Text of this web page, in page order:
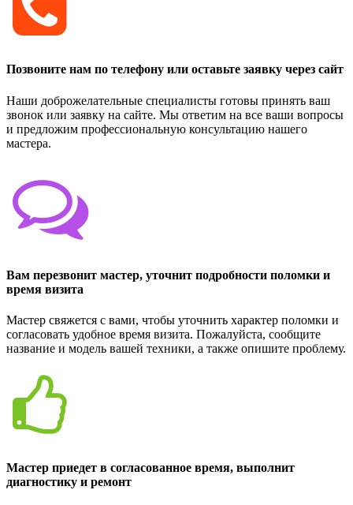
Позвоните нам по телефону или оставьте заявку через сайт
Наши доброжелательные специалисты готовы принять ваш
звонок или заявку на сайте. Мы ответим на все ваши вопросы
и предложим профессиональную консультацию нашего
мастера.
Вам перезвонит мастер, уточнит подробности поломки и
время визита
Мастер свяжется с вами, чтобы уточнить характер поломки и
согласовать удобное время визита. Пожалуйста, сообщите
название и модель вашей техники, а также опишите проблему.
Мастер приедет в согласованное время, выполнит
диагностику и ремонт